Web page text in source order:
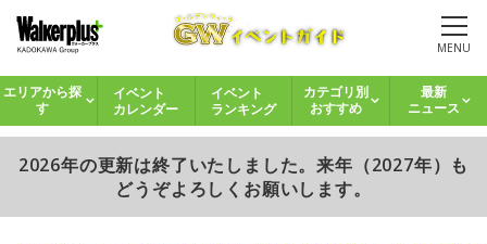
MENU
エリアから探
す
イベント
カレンダー
イベント
ランキング
カテゴリ別
おすすめ
最新
ニュース
2026年の更新は終了いたしました。来年（2027年）も
どうぞよろしくお願いします。